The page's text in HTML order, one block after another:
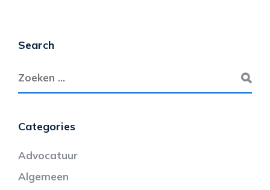
Search
Categories
Advocatuur
Algemeen